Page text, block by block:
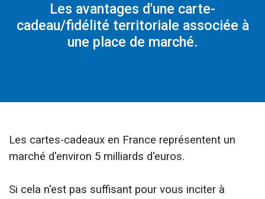
Les avantages d'une carte-
cadeau/fidélité territoriale associée à
une place de marché.
Les cartes-cadeaux en France représentent un
marché d'environ 5 milliards d'euros.
Si cela n'est pas suffisant pour vous inciter à